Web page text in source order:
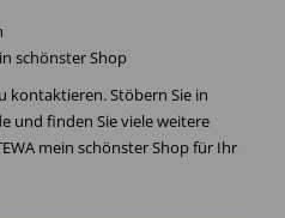
schönster Shop
kontaktieren. Stöbern Sie in
und finden Sie viele weitere
mein schönster Shop für Ihr